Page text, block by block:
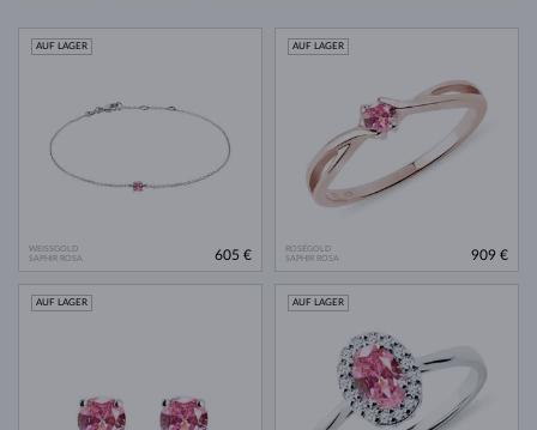
WEISSGOLD
SAPHIR ROSA
AUF LAGER
605 €
ROSÉGOLD
SAPHIR ROSA
AUF LAGER
909 €
AUF LAGER AUF LAGER